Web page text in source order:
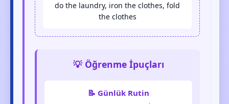
do the laundry, iron the clothes, fold
the clothes
💡 Öğrenme İpuçları
📝 Günlük Rutin